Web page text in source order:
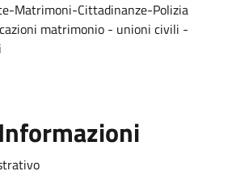
Matrimoni-Cittadinanze-Polizia
matrimonio - unioni civili -